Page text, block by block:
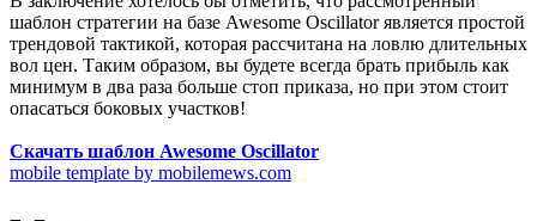
шаблон стратегии на базе Awesome Oscillator является простой
трендовой тактикой, которая рассчитана на ловлю длительных
вол цен. Таким образом, вы будете всегда брать прибыль как
минимум в два раза больше стоп приказа, но при этом стоит
опасаться боковых участков!
Скачать шаблон Awesome Oscillator
mobile template by mobilemews.com